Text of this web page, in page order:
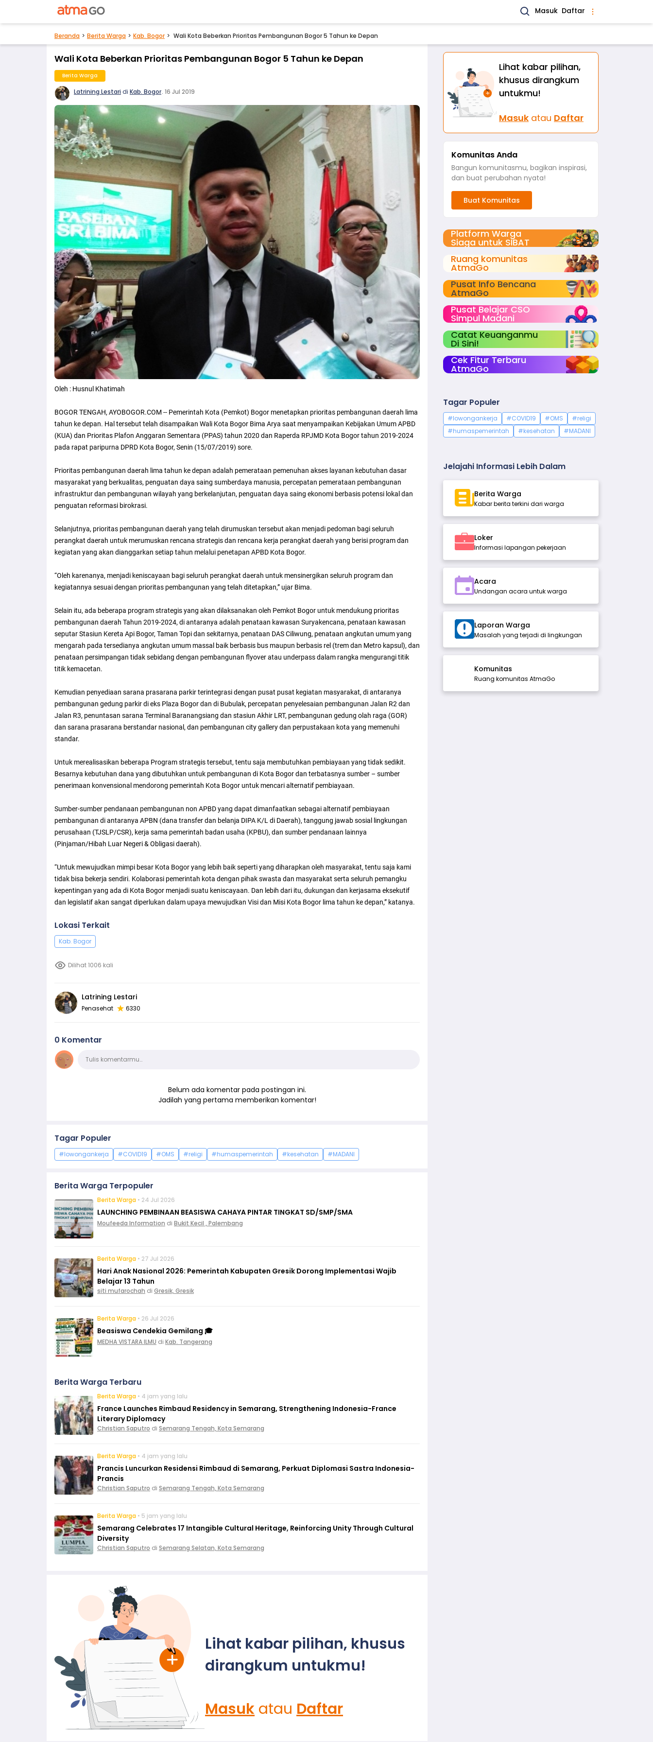
Masuk Daftar
Beranda Berita Warga Kab. Bogor Wali Kota Beberkan Prioritas Pembangunan Bogor 5 Tahun ke Depan
Wali Kota Beberkan Prioritas Pembangunan Bogor 5 Tahun ke Depan
Berita Warga
Latrining Lestaridi Kab. Bogor. 16 Jul 2019
Oleh : Husnul Khatimah
BOGOR TENGAH, AYOBOGOR.COM -- Pemerintah Kota (Pemkot) Bogor menetapkan prioritas pembangunan daerah lima
tahun ke depan. Hal tersebut telah disampaikan Wali Kota Bogor Bima Arya saat menyampaikan Kebijakan Umum APBD
(KUA) dan Prioritas Plafon Anggaran Sementara (PPAS) tahun 2020 dan Raperda RPJMD Kota Bogor tahun 2019-2024
pada rapat paripurna DPRD Kota Bogor, Senin (15/07/2019) sore.
Prioritas pembangunan daerah lima tahun ke depan adalah pemerataan pemenuhan akses layanan kebutuhan dasar
masyarakat yang berkualitas, penguatan daya saing sumberdaya manusia, percepatan pemerataan pembangunan
infrastruktur dan pembangunan wilayah yang berkelanjutan, penguatan daya saing ekonomi berbasis potensi lokal dan
penguatan reformasi birokrasi.
Selanjutnya, prioritas pembangunan daerah yang telah dirumuskan tersebut akan menjadi pedoman bagi seluruh
perangkat daerah untuk merumuskan rencana strategis dan rencana kerja perangkat daerah yang berisi program dan
kegiatan yang akan dianggarkan setiap tahun melalui penetapan APBD Kota Bogor.
“Oleh karenanya, menjadi keniscayaan bagi seluruh perangkat daerah untuk mensinergikan seluruh program dan
kegiatannya sesuai dengan prioritas pembangunan yang telah ditetapkan,” ujar Bima.
Selain itu, ada beberapa program strategis yang akan dilaksanakan oleh Pemkot Bogor untuk mendukung prioritas
pembangunan daerah Tahun 2019-2024, di antaranya adalah penataan kawasan Suryakencana, penataan kawasan
seputar Stasiun Kereta Api Bogor, Taman Topi dan sekitarnya, penataan DAS Ciliwung, penataan angkutan umum yang
mengarah pada tersedianya angkutan umum massal baik berbasis bus maupun berbasis rel (trem dan Metro kapsul), dan
penataan persimpangan tidak sebidang dengan pembangunan flyover atau underpass dalam rangka mengurangi titik
titik kemacetan.
Kemudian penyediaan sarana prasarana parkir terintegrasi dengan pusat pusat kegiatan masyarakat, di antaranya
pembangunan gedung parkir di eks Plaza Bogor dan di Bubulak, percepatan penyelesaian pembangunan Jalan R2 dan
Jalan R3, penuntasan sarana Terminal Baranangsiang dan stasiun Akhir LRT, pembangunan gedung olah raga (GOR)
dan sarana prasarana berstandar nasional, dan pembangunan city gallery dan perpustakaan kota yang memenuhi
standar.
Untuk merealisasikan beberapa Program strategis tersebut, tentu saja membutuhkan pembiayaan yang tidak sedikit.
Besarnya kebutuhan dana yang dibutuhkan untuk pembangunan di Kota Bogor dan terbatasnya sumber – sumber
penerimaan konvensional mendorong pemerintah Kota Bogor untuk mencari alternatif pembiayaan.
Sumber-sumber pendanaan pembangunan non APBD yang dapat dimanfaatkan sebagai alternatif pembiayaan
pembangunan di antaranya APBN (dana transfer dan belanja DIPA K/L di Daerah), tanggung jawab sosial lingkungan
perusahaan (TJSLP/CSR), kerja sama pemerintah badan usaha (KPBU), dan sumber pendanaan lainnya
(Pinjaman/Hibah Luar Negeri & Obligasi daerah).
“Untuk mewujudkan mimpi besar Kota Bogor yang lebih baik seperti yang diharapkan oleh masyarakat, tentu saja kami
tidak bisa bekerja sendiri. Kolaborasi pemerintah kota dengan pihak swasta dan masyarakat serta seluruh pemangku
kepentingan yang ada di Kota Bogor menjadi suatu keniscayaan. Dan lebih dari itu, dukungan dan kerjasama eksekutif
dan legislatif akan sangat diperlukan dalam upaya mewujudkan Visi dan Misi Kota Bogor lima tahun ke depan,” katanya.
Lokasi Terkait
Kab. Bogor
Dilihat 1006 kali
Latrining Lestari
Penasehat 6330
0 Komentar
KomentarTulis komentarmu…
Belum ada komentar pada postingan ini.
Jadilah yang pertama memberikan komentar!
Tagar Populer
#lowongankerja #COVID19 #OMS #religi #humaspemerintah #kesehatan #MADANI
Berita Warga Terpopuler
Berita Warga • 24 Jul 2026
LAUNCHING PEMBINAAN BEASISWA CAHAYA PINTAR TINGKAT SD/SMP/SMA
Moufeeda Information di Bukit Kecil , Palembang
Berita Warga • 27 Jul 2026
Hari Anak Nasional 2026: Pemerintah Kabupaten Gresik Dorong Implementasi Wajib
Belajar 13 Tahun
siti mufarochah di Gresik, Gresik
Berita Warga • 26 Jul 2026
Beasiswa Cendekia Gemilang 🎓
MEDHA VISTARA ILMU di Kab. Tangerang
Berita Warga Terbaru
Berita Warga • 4 jam yang lalu
France Launches Rimbaud Residency in Semarang, Strengthening Indonesia-France
Literary Diplomacy
Christian Saputro di Semarang Tengah, Kota Semarang
Berita Warga • 4 jam yang lalu
Prancis Luncurkan Residensi Rimbaud di Semarang, Perkuat Diplomasi Sastra Indonesia-
Prancis
Christian Saputro di Semarang Tengah, Kota Semarang
Berita Warga • 5 jam yang lalu
Semarang Celebrates 17 Intangible Cultural Heritage, Reinforcing Unity Through Cultural
Diversity
Christian Saputro di Semarang Selatan, Kota Semarang
Lihat kabar pilihan, khusus
dirangkum untukmu!
Masuk atau Daftar
Lihat kabar pilihan,
khusus dirangkum
untukmu!
Masuk atau Daftar
Komunitas Anda
Bangun komunitasmu, bagikan inspirasi,
dan buat perubahan nyata!
Buat Komunitas
Platform Warga
Siaga untuk SIBAT
Ruang komunitas
AtmaGo
Pusat Info Bencana
AtmaGo
Pusat Belajar CSO
Simpul Madani
Catat Keuanganmu
Di Sini!
Cek Fitur Terbaru
AtmaGo
Tagar Populer
#lowongankerja #COVID19 #OMS
#religi
#humaspemerintah
#kesehatan #MADANI
Jelajahi Informasi Lebih Dalam
Berita Warga
Kabar berita terkini dari warga
Loker
Informasi lapangan pekerjaan
Acara
Undangan acara untuk warga
Laporan Warga
Masalah yang terjadi di lingkungan
Komunitas
Ruang komunitas AtmaGo